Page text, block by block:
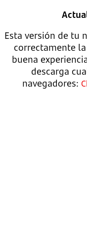
Esta versión de tu
correctamente
buena
descarga
navegadores: